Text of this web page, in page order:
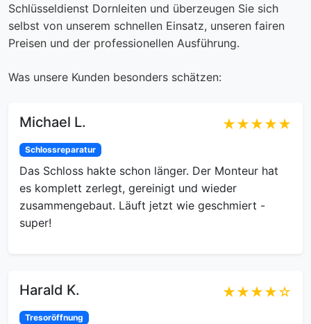
Schlüsseldienst Dornleiten und überzeugen Sie sich
selbst von unserem schnellen Einsatz, unseren fairen
Preisen und der professionellen Ausführung.
Was unsere Kunden besonders schätzen:
Michael L. ★★★★★
Schlossreparatur
Das Schloss hakte schon länger. Der Monteur hat
es komplett zerlegt, gereinigt und wieder
zusammengebaut. Läuft jetzt wie geschmiert -
super!
Harald K. ★★★★☆
Tresoröffnung